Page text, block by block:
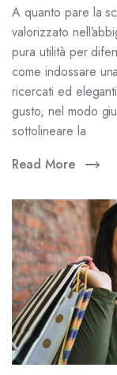
A quanto pare la
valorizzato
pura utilità per
come indossare
ricercati ed
gusto, nel modo
sottolineare la
Read More